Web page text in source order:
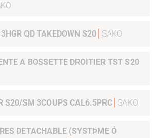
QD TAKEDOWN S20 SAKO
A BOSSETTE DROITIER TST S20
S20/SM 3COUPS CAL6.5PRC SAKO
DETACHABLE (SYSTÞME Ó